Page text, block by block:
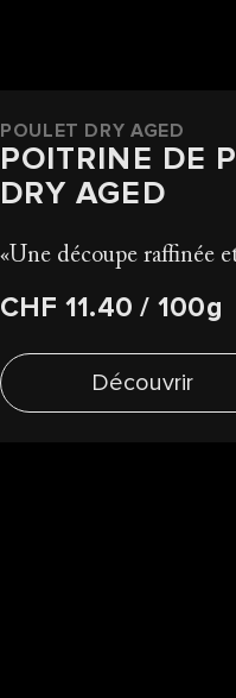
POULET DRY AGED
POITRINE DE
DRY AGED
Une découpe raffinée
CHF 11.40/ 100g
Découvrir